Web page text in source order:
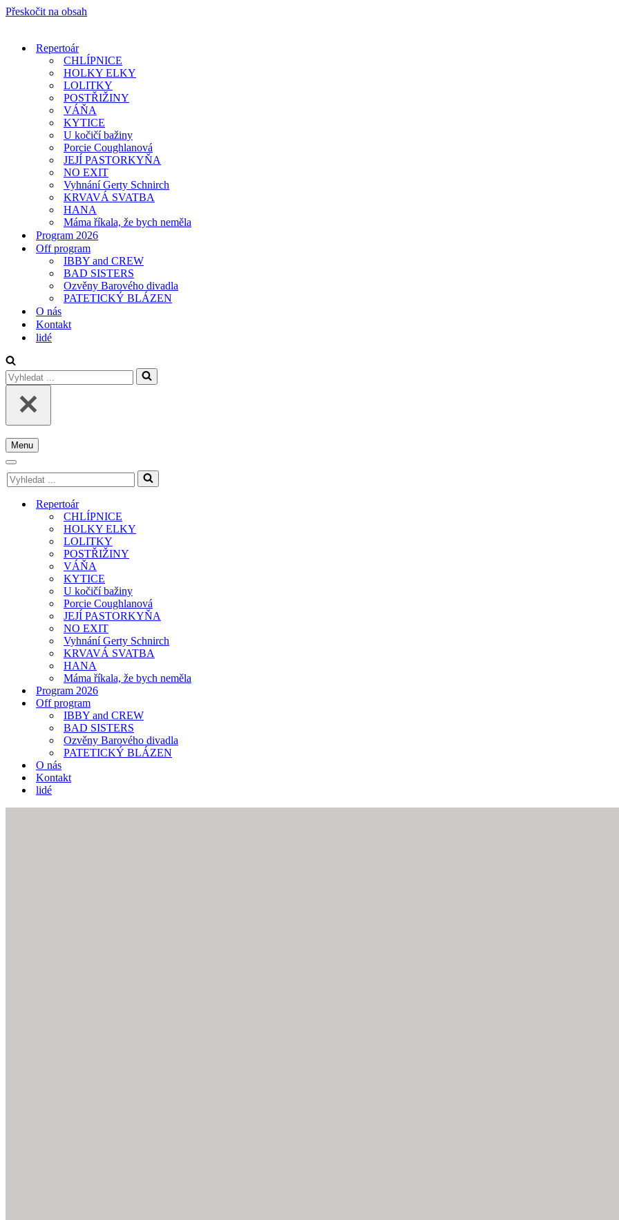
Přeskočit na obsah
Repertoár
CHLÍPNICE
HOLKY ELKY
LOLITKY
POSTŘIŽINY
VÁŇA
KYTICE
U kočičí bažiny
Porcie Coughlanová
JEJÍ PASTORKYŇA
NO EXIT
Vyhnání Gerty Schnirch
KRVAVÁ SVATBA
HANA
Máma říkala, že bych neměla
Program 2026
Off program
IBBY and CREW
BAD SISTERS
Ozvěny Barového divadla
PATETICKÝ BLÁZEN
O nás
Kontakt
lidé
Vyhledat
...
Menu
Navigační
Navigační
menu
Vyhledat
...
Repertoár
CHLÍPNICE
HOLKY ELKY
LOLITKY
POSTŘIŽINY
VÁŇA
KYTICE
U kočičí bažiny
Porcie Coughlanová
JEJÍ PASTORKYŇA
NO EXIT
Vyhnání Gerty Schnirch
KRVAVÁ SVATBA
HANA
Máma říkala, že bych neměla
Program 2026
Off program
IBBY and CREW
BAD SISTERS
Ozvěny Barového divadla
PATETICKÝ BLÁZEN
O nás
Kontakt
lidé